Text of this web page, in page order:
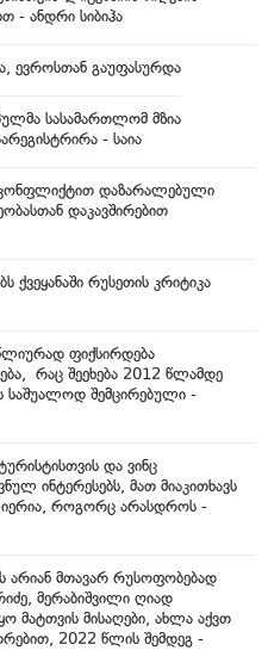
- ანდრი სიბიჰა
ევროსთან გაუფასურდა
სასამართლომ მზია
- საია
კონფლიქტით დაზარალებული
დაკავშირებით
რუსეთის კრიტიკა
ფიქსირდება
რაც შეეხება 2012 წლამდე
საშუალოდ შემცირებული -
და ვინც
ინტერესებს, მათ მიაკითხავს
როგორც არასდროს -
არიან მთავარ რუსოფობებად
მერაბიშვილი ღიად
მატთვის მისაღები, ახლა აქვთ
2022 წლის შემდეგ -